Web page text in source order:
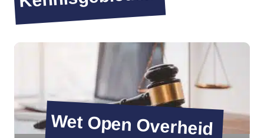
Wet Open Overheid